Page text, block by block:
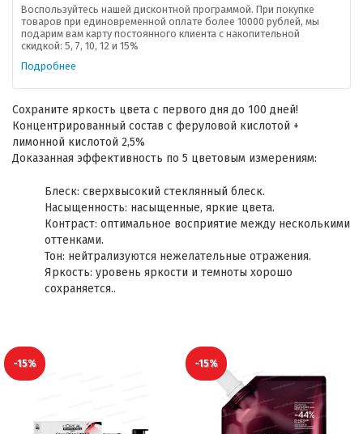
Воспользуйтесь нашей дисконтной программой. При покупке
товаров при единовременной оплате более 10000 рублей, мы
подарим вам карту постоянного клиента с накопительной
скидкой: 5, 7, 10, 12 и 15%
Подробнее
Сохраните яркость цвета с первого дня до 100 дней!
Концентрированный состав с феруловой кислотой +
лимонной кислотой 2,5%
Доказанная эффективность по 5 цветовым измерениям:
Блеск: сверхвысокий стеклянный блеск.
Насыщенность: насыщенные, яркие цвета.
Контраст: оптимальное восприятие между несколькими
оттенками.
Тон: нейтрализуются нежелательные отражения.
Яркость: уровень яркости и темноты хорошо
сохраняется..
-15% -15%